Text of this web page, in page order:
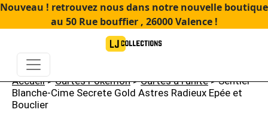
Nouveau ! retrouvez nous dans notre nouvelle boutique
au 50 Rue bouffier , 26000 Valence !
Accueil>Cartes Pokémon>Cartes à l'unité> Sentier
Blanche-Cime Secrete Gold Astres Radieux Epée et
Bouclier